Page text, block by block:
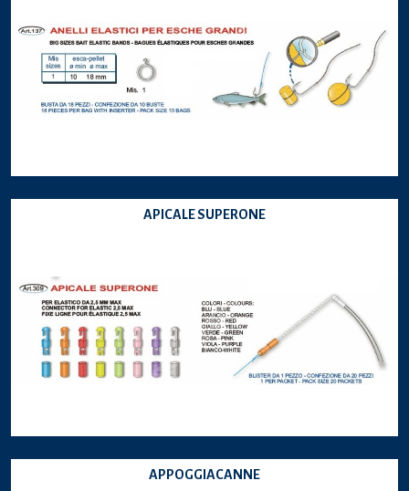
APICALE SUPERONE
APPOGGIACANNE